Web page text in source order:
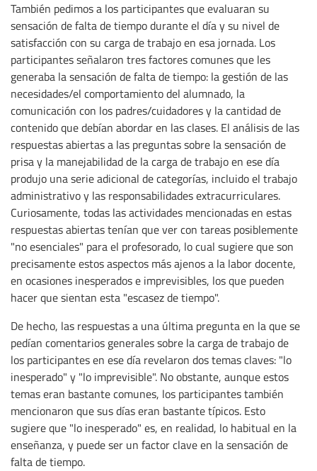
También pedimos a los participantes que evaluaran su
sensación de falta de tiempo durante el día y su nivel de
satisfacción con su carga de trabajo en esa jornada. Los
participantes señalaron tres factores comunes que les
generaba la sensación de falta de tiempo: la gestión de las
necesidades/el comportamiento del alumnado, la
comunicación con los padres/cuidadores y la cantidad de
contenido que debían abordar en las clases. El análisis de las
respuestas abiertas a las preguntas sobre la sensación de
prisa y la manejabilidad de la carga de trabajo en ese día
produjo una serie adicional de categorías, incluido el trabajo
administrativo y las responsabilidades extracurriculares.
Curiosamente, todas las actividades mencionadas en estas
respuestas abiertas tenían que ver con tareas posiblemente
"no esenciales" para el profesorado, lo cual sugiere que son
precisamente estos aspectos más ajenos a la labor docente,
en ocasiones inesperados e imprevisibles, los que pueden
hacer que sientan esta "escasez de tiempo".
De hecho, las respuestas a una última pregunta en la que se
pedían comentarios generales sobre la carga de trabajo de
los participantes en ese día revelaron dos temas claves: "lo
inesperado" y "lo imprevisible". No obstante, aunque estos
temas eran bastante comunes, los participantes también
mencionaron que sus días eran bastante típicos. Esto
sugiere que "lo inesperado" es, en realidad, lo habitual en la
enseñanza, y puede ser un factor clave en la sensación de
falta de tiempo.